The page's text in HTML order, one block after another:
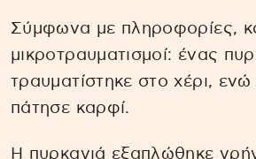
Σύμφωνα με πληροφορίες,
μικροτραυματισμοί: ένας
τραυματίστηκε στο χέρι, ενώ
πάτησε καρφί.
Η πυρκαγιά εξαπλώθηκε